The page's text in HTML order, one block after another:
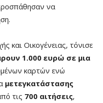
να
και Οικογένειας, τόνισε
1.000 ευρώ σε μια
καρτών ενώ
μετεγκατάστασης
τις 700 αιτήσεις,